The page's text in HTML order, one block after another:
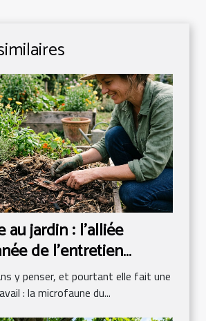
au jardin : l’alliée
de l’entretien
y penser, et pourtant elle fait une
: la microfaune du...